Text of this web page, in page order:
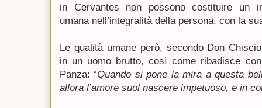
in Cervantes non possono costituire un
umana nell’integralità della persona, con la
Le qualità umane però, secondo Don
in un uomo brutto, così come ribadisce
Panza: “Quando si pone la mira a questa
allora l’amore suol nascere impetuoso, e in